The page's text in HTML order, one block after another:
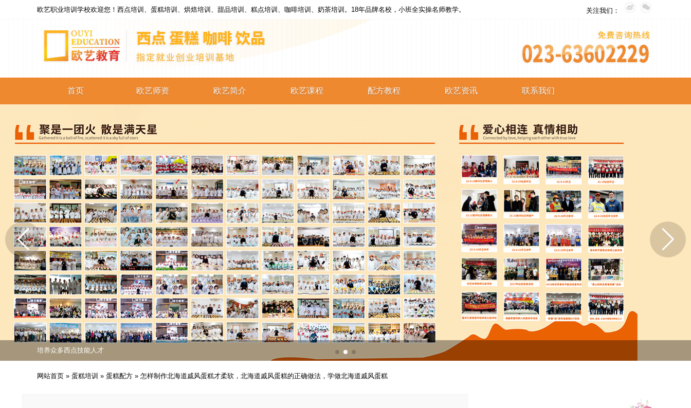
欧艺职业培训学校欢迎您！西点培训、蛋糕培训、烘焙培训、甜品培训、糕点培训、咖啡培训、奶茶培训。18年品牌名校，小班全实操名师教学。 关注我们：
首页 欧艺师资 欧艺简介 欧艺课程
烘焙培训
咖啡培训
奶茶培训
饮品培训
调酒培训
配方教程
烘焙配方
咖啡配方
奶茶配方
饮品配方
调酒配方
欧艺资讯 联系我们
免费课程活动出炉
专业西点技能职业培训
培养众多西点技能人才
免费课程活动出炉
专业西点技能职业培训
网站首页 » 蛋糕培训 » 蛋糕配方 » 怎样制作北海道戚风蛋糕才柔软，北海道戚风蛋糕的正确做法，学做北海道戚风蛋糕